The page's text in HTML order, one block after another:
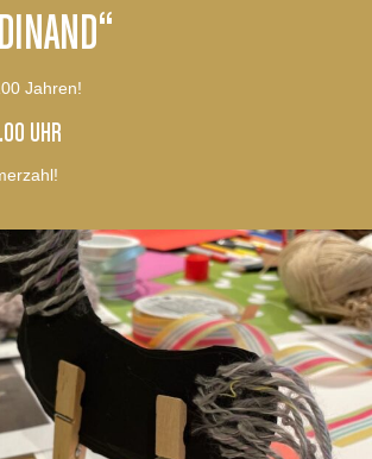
Jahren!
UHR